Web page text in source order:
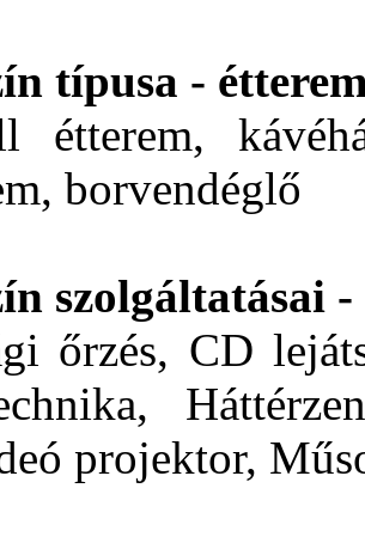
típusa -
étterem,
borvendéglő
szolgáltatásai
őrzés, CD
projektor,